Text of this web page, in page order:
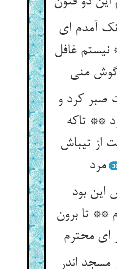
آمدم ای
غافل
منی
صبر کرد و
** تاکه
از تیباش
مرد
این بود
** تا برون
ای محترم
اندر